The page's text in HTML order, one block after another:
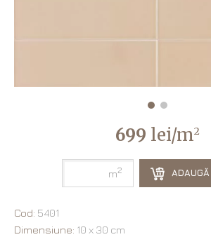
699 lei/m2
m2
Cod: 5401
Dimensiune: 10 х 30 cm